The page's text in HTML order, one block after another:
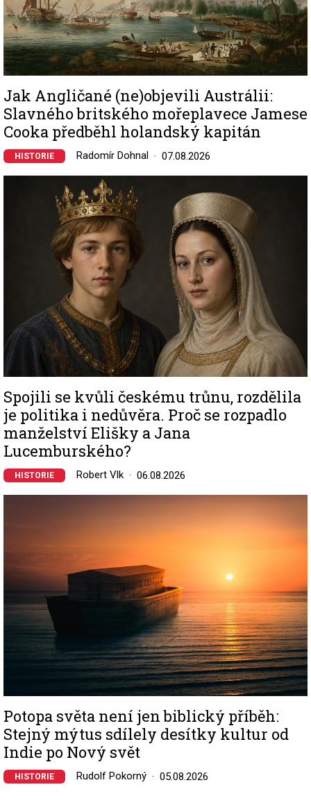
Jak Angličané (ne)objevili Austrálii:
Slavného britského mořeplavece Jamese
Cooka předběhl holandský kapitán
HISTORIE Radomír Dohnal 07.08.2026
Spojili se kvůli českému trůnu, rozdělila
je politika i nedůvěra. Proč se rozpadlo
manželství Elišky a Jana
Lucemburského?
HISTORIE Robert Vlk 06.08.2026
Potopa světa není jen biblický příběh:
Stejný mýtus sdílely desítky kultur od
Indie po Nový svět
HISTORIE Rudolf Pokorný 05.08.2026